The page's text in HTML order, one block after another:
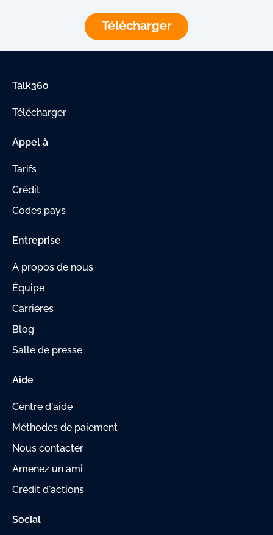
Télécharger
Talk360
Télécharger
Appel à
Tarifs
Crédit
Codes pays
Entreprise
A propos de nous
Équipe
Carrières
Blog
Salle de presse
Aide
Centre d'aide
Méthodes de paiement
Nous contacter
Amenez un ami
Crédit d'actions
Social